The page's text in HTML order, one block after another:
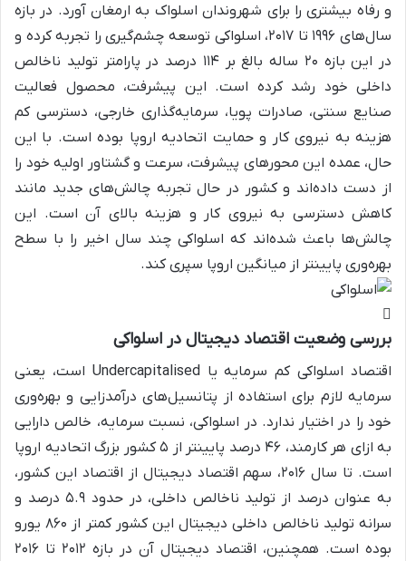
و رفاه بیشتری را برای شهروندان اسلواک به ارمغان آورد. در بازه
سال‌های ۱۹۹۶ تا ۲۰۱۷، اسلواکی توسعه چشم‌گیری را تجربه کرده و
در این بازه ۲۰ ساله بالغ بر ۱۱۴ درصد در پارامتر تولید ناخالص
داخلی خود رشد کرده است. این پیشرفت، محصول فعالیت
صنایع سنتی، صادرات پویا، سرمایه‌گذاری خارجی، دسترسی کم
هزینه به نیروی کار و حمایت اتحادیه اروپا بوده است. با این
حال، عمده این محورهای پیشرفت، سرعت و گشتاور اولیه خود را
از دست داده‌اند و کشور در حال تجربه چالش‌های جدید مانند
کاهش دسترسی به نیروی کار و هزینه بالای آن است. این
چالش‌ها باعث شده‌اند که اسلواکی چند سال اخیر را با سطح
بهره‌وری پایینتر از میانگین اروپا سپری کند.
بررسی وضعیت اقتصاد دیجیتال در اسلواکی
اقتصاد اسلواکی کم سرمایه یا Undercapitalised است، یعنی
سرمایه لازم برای استفاده از پتانسیل‌های درآمدزایی و بهره‌وری
خود را در اختیار ندارد. در اسلواکی، نسبت سرمایه، خالص دارایی
به ازای هر کارمند، ۴۶ درصد پایینتر از ۵ کشور بزرگ اتحادیه اروپا
است. تا سال ۲۰۱۶، سهم اقتصاد دیجیتال از اقتصاد این کشور،
به عنوان درصد از تولید ناخالص داخلی، در حدود ۵.۹ درصد و
سرانه تولید ناخالص داخلی دیجیتال این کشور کمتر از ۸۶۰ یورو
بوده است. همچنین، اقتصاد دیجیتال آن در بازه ۲۰۱۲ تا ۲۰۱۶